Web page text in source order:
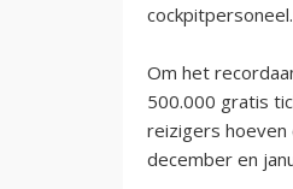
cockpitpersoneel.
Om het
500.000 gratis
reizigers hoeven
december en